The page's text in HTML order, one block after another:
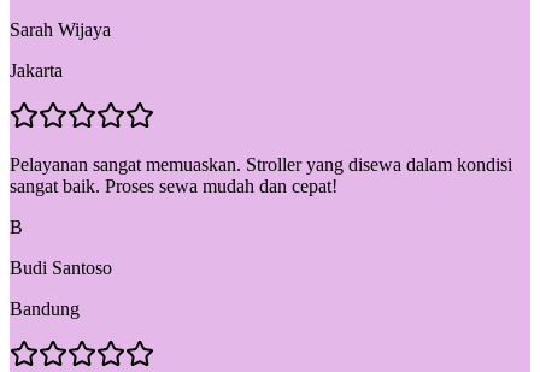
Sarah Wijaya
Jakarta
Pelayanan sangat memuaskan. Stroller yang disewa dalam kondisi
sangat baik. Proses sewa mudah dan cepat!
B
Budi Santoso
Bandung